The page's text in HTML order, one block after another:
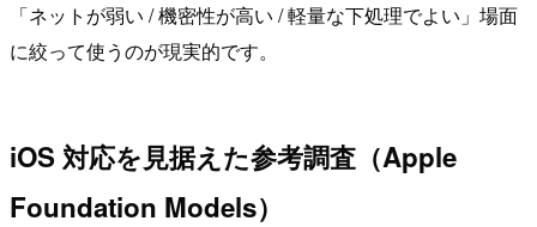
「ネットが弱い / 機密性が高い / 軽量な下処理でよい」場面
に絞って使うのが現実的です。
iOS 対応を見据えた参考調査（Apple
Foundation Models）